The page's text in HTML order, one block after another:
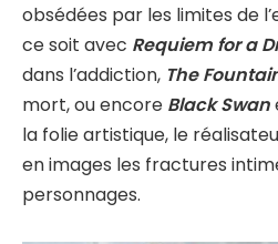
obsédées par les limites de
ce soit avec Requiem for a
dans l’addiction, The
mort, ou encore Black Swan
la folie artistique, le
en images les fractures
personnages.